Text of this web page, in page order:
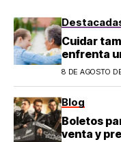
Cuidar
enfrenta
8 DE AGOSTO
Blog
Boletos
venta y